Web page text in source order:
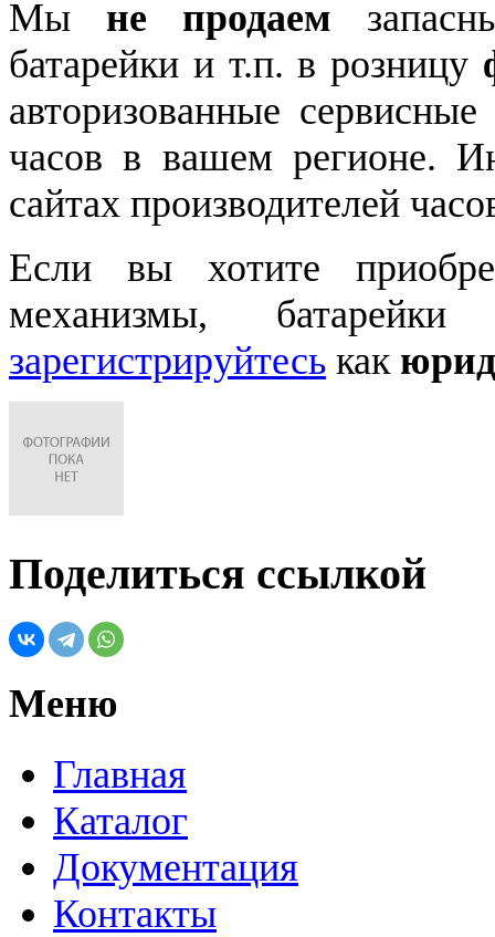
Мы не продаем
батарейки и т.п. в розницу
авторизованные
часов в вашем регионе.
сайтах производителей
Если вы хотите
механизмы,
зарегистрируйтесь как
Поделиться ссылкой
Меню
Главная
Каталог
Документация
Контакты